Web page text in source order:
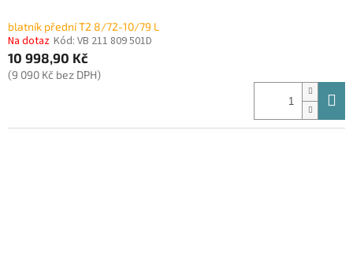
blatník přední T2 8/72-10/79 L
Na dotaz Kód: VB 211 809 501D
10 998,90 Kč
(9 090 Kč bez DPH)